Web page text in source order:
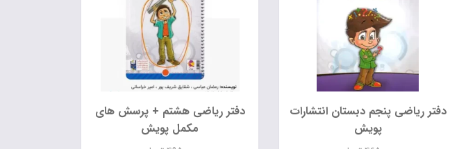
دفتر ریاضی پنجم دبستان انتشارات
پویش
دفتر ریاضی هشتم + پرسش های
مکمل پویش